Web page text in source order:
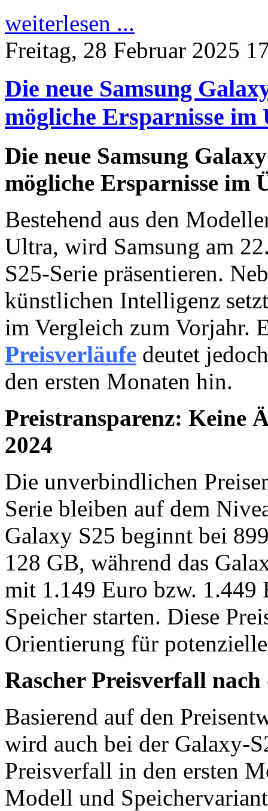
weiterlesen ...
Freitag, 28 Februar 2025
Die neue Samsung
mögliche Ersparnisse
Die neue Samsung
mögliche Ersparnisse im
Bestehend aus den
Ultra, wird Samsung am
S25-Serie präsentieren.
künstlichen Intelligenz
im Vergleich zum Vorjahr.
Preisverläufe deutet
den ersten Monaten hin.
Preistransparenz: Keine
2024
Die unverbindlichen
Serie bleiben auf dem
Galaxy S25 beginnt bei
128 GB, während das
mit 1.149 Euro bzw.
Speicher starten. Diese
Orientierung für
Rascher Preisverfall
Basierend auf den
wird auch bei der Galaxy-
Preisverfall in den ersten
Modell und